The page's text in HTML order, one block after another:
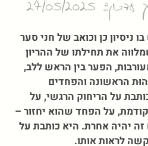
27/05/2025
ניסיון כן וכואב של חני סער
את תחילתו של ההריון
הפער בין הראש ללב,
הראשונה והפחדים
על הריחוק הרגשי, על
על הפחד שהוא יחזור –
יהיה אחרת. היא כותבת על
לראות אותו.